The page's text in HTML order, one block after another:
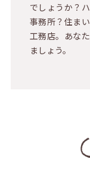
でしょうか？
事務所？住ま
工務店。あな
ましょう。